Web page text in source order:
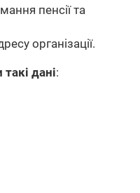
пенсії та
організації.
дані: